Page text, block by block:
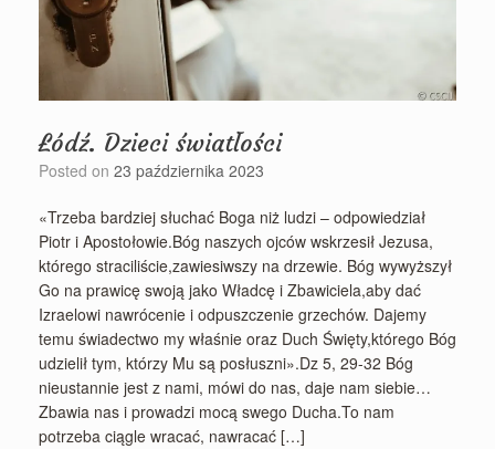
Łódź. Dzieci światłości
Posted on 23 października 2023
«Trzeba bardziej słuchać Boga niż ludzi – odpowiedział
Piotr i Apostołowie.Bóg naszych ojców wskrzesił Jezusa,
którego straciliście,zawiesiwszy na drzewie. Bóg wywyższył
Go na prawicę swoją jako Władcę i Zbawiciela,aby dać
Izraelowi nawrócenie i odpuszczenie grzechów. Dajemy
temu świadectwo my właśnie oraz Duch Święty,którego Bóg
udzielił tym, którzy Mu są posłuszni».Dz 5, 29-32 Bóg
nieustannie jest z nami, mówi do nas, daje nam siebie…
Zbawia nas i prowadzi mocą swego Ducha.To nam
potrzeba ciągle wracać, nawracać […]